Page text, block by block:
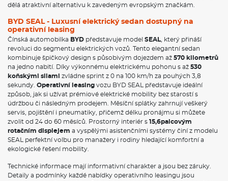
dělá atraktivní alternativu k zavedeným evropským značkám.
BYD SEAL - Luxusní elektrický sedan dostupný na
operativní leasing
Čínská automobilka BYD představuje model SEAL, který přináší
revoluci do segmentu elektrických vozů. Tento elegantní sedan
kombinuje špičkový design s působivým dojezdem až 570 kilometrů
na jedno nabití. Díky výkonnému elektrickému pohonu s až 530
koňskými silami
zvládne sprint z 0 na 100 km/h za pouhých 3,8
sekundy. Operativní leasing vozu BYD SEAL představuje ideální
způsob, jak si užívat prémiové elektrické mobility bez starostí s
údržbou či následným prodejem. Měsíční splátky zahrnují veškerý
servis, pojištění i pneumatiky, přičemž délku pronájmu si můžete
zvolit od 24 do 60 měsíců. Prostorný interiér s 15,6palcovým
rotačním displejem a vyspělými asistenčními systémy činí z modelu
SEAL perfektní volbu pro manažery i rodiny hledající komfortní a
ekologické řešení mobility.
Technické informace mají informativní charakter a jsou bez záruky.
Detaily a podmínky každé nabídky operativního leasingu jsou